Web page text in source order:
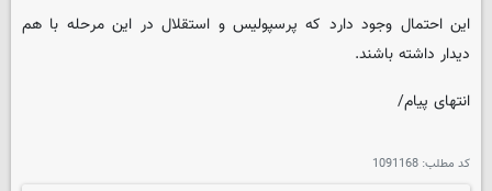
این احتمال وجود دارد که پرسپولیس و استقلال در این مرحله با هم
دیدار داشته باشند.
انتهای پیام/
کد مطلب: 1091168